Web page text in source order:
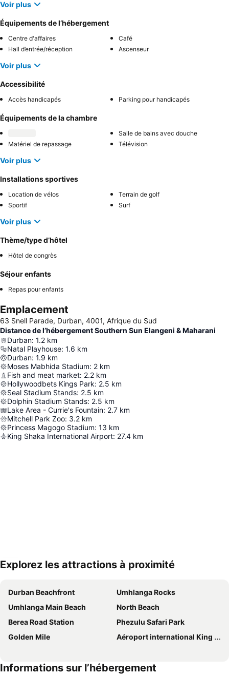
Voir plus
Équipements de l’hébergement
Centre d'affaires
Café
Hall d’entrée/réception
Ascenseur
Voir plus
Accessibilité
Accès handicapés Parking pour handicapés
Équipements de la chambre
Salle de bains avec douche
Matériel de repassage
Télévision
Voir plus
Installations sportives
Location de vélos
Terrain de golf
Sportif
Surf
Voir plus
Thème/type d’hôtel
Hôtel de congrès
Séjour enfants
Repas pour enfants
Emplacement
63 Snell Parade, Durban, 4001, Afrique du Sud
Distance de l’hébergement Southern Sun Elangeni & Maharani
Durban: 1.2 km
Natal Playhouse: 1.6 km
Durban: 1.9 km
Moses Mabhida Stadium: 2 km
Fish and meat market: 2.2 km
Hollywoodbets Kings Park: 2.5 km
Seal Stadium Stands: 2.5 km
Dolphin Stadium Stands: 2.5 km
Lake Area - Currie's Fountain: 2.7 km
Mitchell Park Zoo: 3.2 km
Princess Magogo Stadium: 13 km
King Shaka International Airport: 27.4 km
Explorez les attractions à proximité
Durban Beachfront
Umhlanga Rocks
Umhlanga Main Beach
North Beach
Berea Road Station
Phezulu Safari Park
Golden Mile
Aéroport international King Shaka
Informations sur l’hébergement